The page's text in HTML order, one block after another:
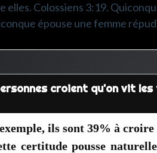
elles. Colossiens 3:19.
épouse une femme
croient qu'on vit
ils sont 39% à
certitude pousse